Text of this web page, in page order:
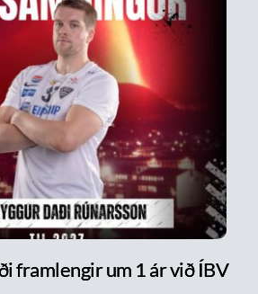
framlengir um 1 ár við ÍBV